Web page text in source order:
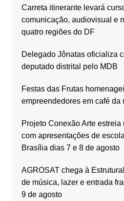
Carreta itinerante levará
comunicação, audiovisual e
quatro regiões do DF
Delegado Jônatas oficializa
deputado distrital pelo MDB
Festas das Frutas
empreendedores em café da
Projeto Conexão Arte estreia
com apresentações de
Brasília dias 7 e 8 de agosto
AGROSAT chega à
de música, lazer e entrada
9 de agosto